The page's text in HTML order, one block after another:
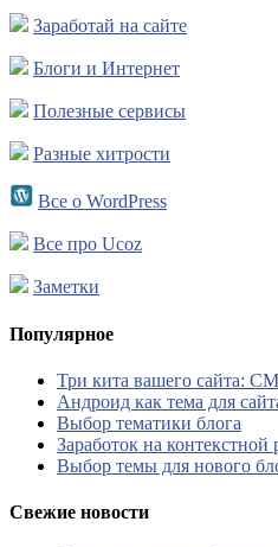
Заработай на сайте
Блоги и Интернет
Полезные сервисы
Разные хитрости
Все о WordPress
Все про Ucoz
Заметки
Популярное
Три кита вашего сайта:
Андроид как тема для
Выбор тематики блога
Заработок на контекстной
Выбор темы для нового
Свежие новости